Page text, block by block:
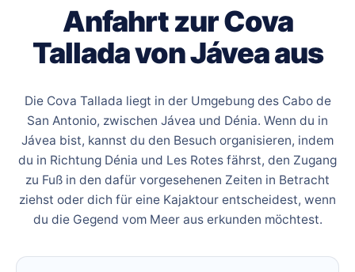
Anfahrt zur Cova
Tallada von Jávea aus
Die Cova Tallada liegt in der Umgebung des Cabo de
San Antonio, zwischen Jávea und Dénia. Wenn du in
Jávea bist, kannst du den Besuch organisieren, indem
du in Richtung Dénia und Les Rotes fährst, den Zugang
zu Fuß in den dafür vorgesehenen Zeiten in Betracht
ziehst oder dich für eine Kajaktour entscheidest, wenn
du die Gegend vom Meer aus erkunden möchtest.